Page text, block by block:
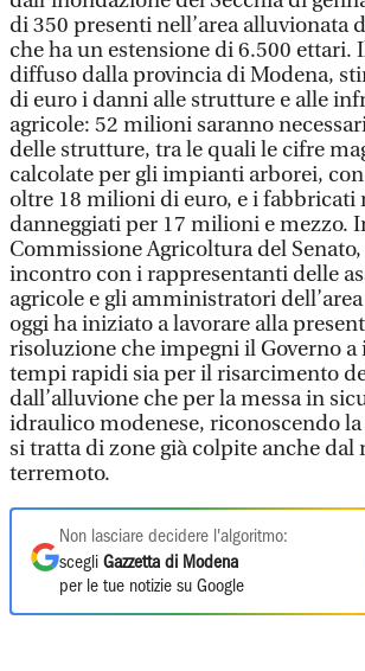
di 350 presenti nell’area alluvionata
che ha un estensione di 6.500 ettari.
diffuso dalla provincia di Modena,
di euro i danni alle strutture e alle
agricole: 52 milioni saranno
delle strutture, tra le quali le cifre
calcolate per gli impianti arborei,
oltre 18 milioni di euro, e i fabbricati
danneggiati per 17 milioni e mezzo.
Commissione Agricoltura del
incontro con i rappresentanti delle
agricole e gli amministratori
oggi ha iniziato a lavorare alla
risoluzione che impegni il Governo
tempi rapidi sia per il risarcimento
dall’alluvione che per la messa in
idraulico modenese, riconoscendo
si tratta di zone già colpite anche dal
terremoto.
Non lasciare decidere l'algoritmo:
scegli Gazzetta di Modena
per le tue notizie su Google